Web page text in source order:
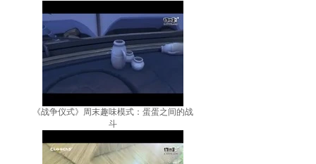
《战争仪式》周末趣味模式：蛋蛋之间的战
斗